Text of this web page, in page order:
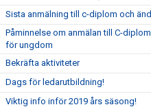
Sista anmälning till c-diplom och
Påminnelse om anmälan till C-
för ungdom
Bekräfta aktiviteter
Dags för ledarutbildning!
Viktig info inför 2019 års säsong!